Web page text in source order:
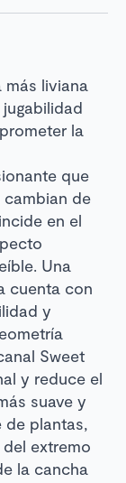
más liviana
la
que
de
en el
Una
cuenta con
y
Sweet
y reduce el
suave y
de plantas,
extremo
la cancha